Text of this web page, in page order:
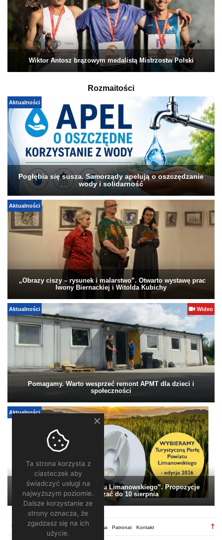
Wiktor Antosz brązowym medalistą Mistrzostw Polski
Rozmaitości
Aktualności
Pogłębia się susza. Samorządy apelują o oszczędzanie
wody i solidarność
Aktualności
„Obrazy ciszy – rysunek i malarstwo”. Otwarto wystawę prac
Iwony Biernackiej i Witolda Kubichy
Aktualności Wideo
Pomagamy. Warto wesprzeć remont APMT dla dzieci i
społeczności
Aktualności
„Turystyczna Perła Powiatu Limanowskiego”. Propozycje
można zgłaszać do 10 sierpnia
Regulamin Redakcja Reklama Patronat Kontakt
Ta strona korzysta z
ciasteczek aby
świadczyć usługi na
najwyższym poziomie.
Dalsze korzystanie ze
strony oznacza, że
zgadzasz się na ich
użycie.